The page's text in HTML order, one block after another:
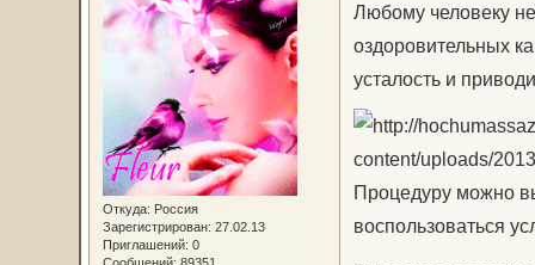
Откуда: Россия
Зарегистрирован: 27.02.13
Приглашений: 0
Любому человеку
оздоровительных
усталость и
Процедуру можно
воспользоваться